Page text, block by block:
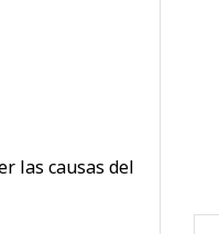
las causas del